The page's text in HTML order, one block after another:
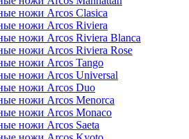
ножи Arcos Clasica
ножи Arcos Riviera
ножи Arcos Riviera Blanca
ножи Arcos Riviera Rose
ножи Arcos Tango
ножи Arcos Universal
ножи Arcos Duo
ножи Arcos Menorca
ножи Arcos Monaco
ножи Arcos Saeta